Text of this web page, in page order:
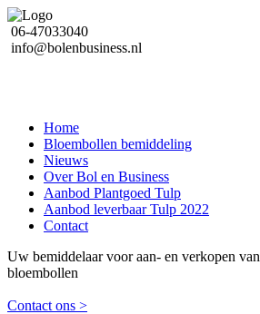
06-47033040
info@bolenbusiness.nl
Home
Bloembollen bemiddeling
Nieuws
Over Bol en Business
Aanbod Plantgoed Tulp
Aanbod leverbaar Tulp 2022
Contact
Uw bemiddelaar voor aan- en verkopen van
bloembollen
Contact ons >